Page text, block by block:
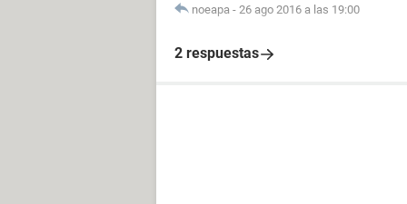
noeapa - 26 ago 2016 a las 19:00
2 respuestas